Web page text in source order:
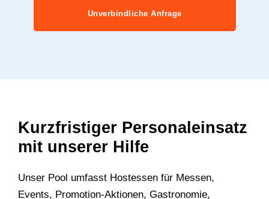
Unverbindliche Anfrage
Kurzfristiger Personaleinsatz
mit unserer Hilfe
U‍nser Pool umfasst Hostessen für Messen,
Events, Promotion-Aktionen, Gastronomie,